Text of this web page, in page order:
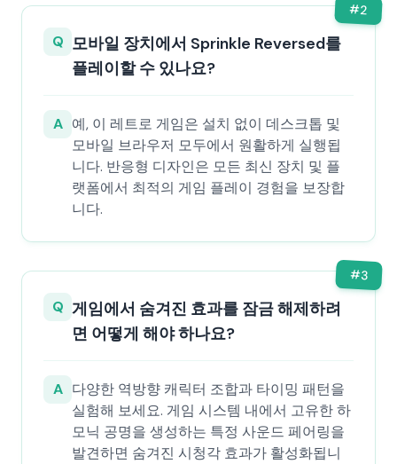
#2
Q 모바일 장치에서 Sprinkle Reversed를
플레이할 수 있나요?
A 예, 이 레트로 게임은 설치 없이 데스크톱 및
모바일 브라우저 모두에서 원활하게 실행됩
니다. 반응형 디자인은 모든 최신 장치 및 플
랫폼에서 최적의 게임 플레이 경험을 보장합
니다.
#3
Q 게임에서 숨겨진 효과를 잠금 해제하려
면 어떻게 해야 하나요?
A 다양한 역방향 캐릭터 조합과 타이밍 패턴을
실험해 보세요. 게임 시스템 내에서 고유한 하
모닉 공명을 생성하는 특정 사운드 페어링을
발견하면 숨겨진 시청각 효과가 활성화됩니